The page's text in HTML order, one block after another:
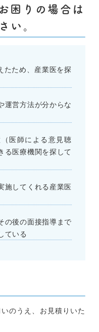
困りの場合は
い。
たため、産業医を探
運営方法が分からな
医師による意見聴
る医療機関を探して
施してくれる産業医
の後の面接指導まで
ている
のうえ、お見積りいた